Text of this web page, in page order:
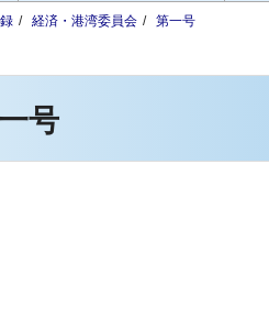
経済・港湾委員会 第一号
号